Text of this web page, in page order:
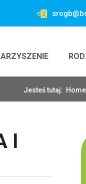
Jesteś tutaj: Home
I